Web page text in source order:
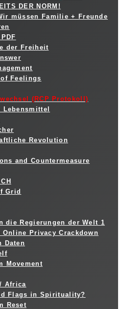
DER NORM!
müssen Familie + Freunde
der Freiheit
Feelings
(RCP Protokoll)
Lebensmittel
Revolution
and Countermeasure
Grid
die Regierungen der Welt 1
Online Privacy Crackdown
Daten
Movement
Africa
Flags in Spirituality?
Reset